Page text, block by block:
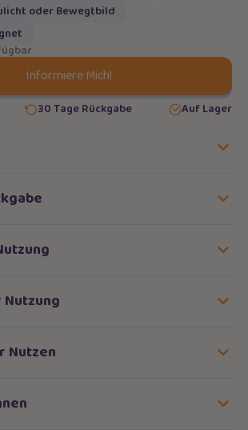
Mix aus Fantasie, Erzählen und
dazu einlädt,in magische Welten
oder Bewegtbild
Informiere Mich!
30 Tage Rückgabe Auf Lager
Nutzen